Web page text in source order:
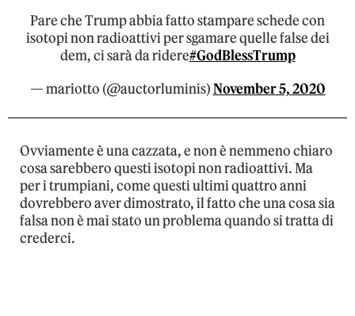
Pare che Trump abbia fatto stampare schede con
isotopi non radioattivi per sgamare quelle false dei
dem, ci sarà da ridere#GodBlessTrump
— mariotto (@auctorluminis)November 5, 2020
Ovviamente è una cazzata, e non è nemmeno chiaro
cosa sarebbero questi isotopi non radioattivi. Ma
per i trumpiani, come questi ultimi quattro anni
dovrebbero aver dimostrato, il fatto che una cosa sia
falsa non è mai stato un problema quando si tratta di
crederci.